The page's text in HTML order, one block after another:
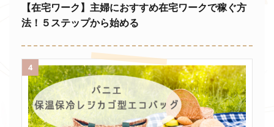
【在宅ワーク】主婦におすすめ在宅ワークで稼ぐ方
法！５ステップから始める
4